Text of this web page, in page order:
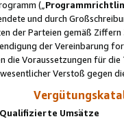
(„
und durch
der Parteien gemäß
der Vereinbarung
die Voraussetzungen für
Verstoß gegen
Umsätze